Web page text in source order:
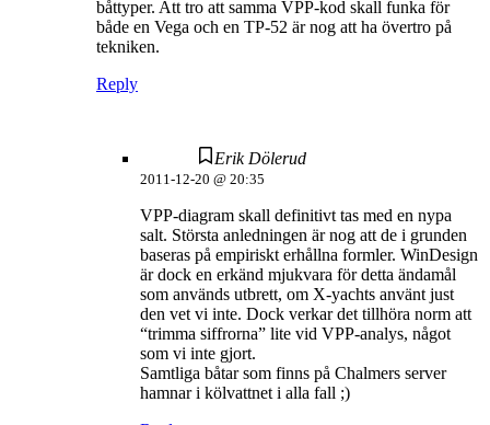
båttyper. Att tro att samma VPP-kod skall funka för
både en Vega och en TP-52 är nog att ha övertro på
tekniken.
Reply
Erik Dölerud
2011-12-20 @ 20:35
VPP-diagram skall definitivt tas med en nypa
salt. Största anledningen är nog att de i grunden
baseras på empiriskt erhållna formler. WinDesign
är dock en erkänd mjukvara för detta ändamål
som används utbrett, om X-yachts använt just
den vet vi inte. Dock verkar det tillhöra norm att
“trimma siffrorna” lite vid VPP-analys, något
som vi inte gjort.
Samtliga båtar som finns på Chalmers server
hamnar i kölvattnet i alla fall ;)